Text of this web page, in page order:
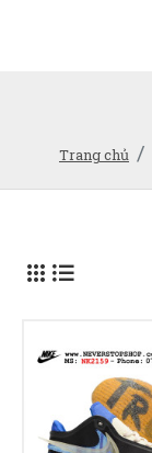
Trang chủ